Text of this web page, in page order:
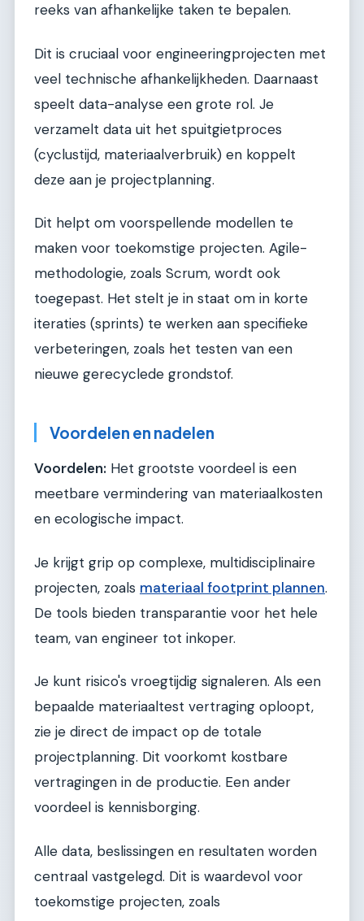
reeks van afhankelijke taken te bepalen.
Dit is cruciaal voor engineeringprojecten met
veel technische afhankelijkheden. Daarnaast
speelt data-analyse een grote rol. Je
verzamelt data uit het spuitgietproces
(cyclustijd, materiaalverbruik) en koppelt
deze aan je projectplanning.
Dit helpt om voorspellende modellen te
maken voor toekomstige projecten. Agile-
methodologie, zoals Scrum, wordt ook
toegepast. Het stelt je in staat om in korte
iteraties (sprints) te werken aan specifieke
verbeteringen, zoals het testen van een
nieuwe gerecyclede grondstof.
Voordelen en nadelen
Voordelen: Het grootste voordeel is een
meetbare vermindering van materiaalkosten
en ecologische impact.
Je krijgt grip op complexe, multidisciplinaire
projecten, zoals materiaal footprint plannen.
De tools bieden transparantie voor het hele
team, van engineer tot inkoper.
Je kunt risico's vroegtijdig signaleren. Als een
bepaalde materiaaltest vertraging oploopt,
zie je direct de impact op de totale
projectplanning. Dit voorkomt kostbare
vertragingen in de productie. Een ander
voordeel is kennisborging.
Alle data, beslissingen en resultaten worden
centraal vastgelegd. Dit is waardevol voor
toekomstige projecten, zoals